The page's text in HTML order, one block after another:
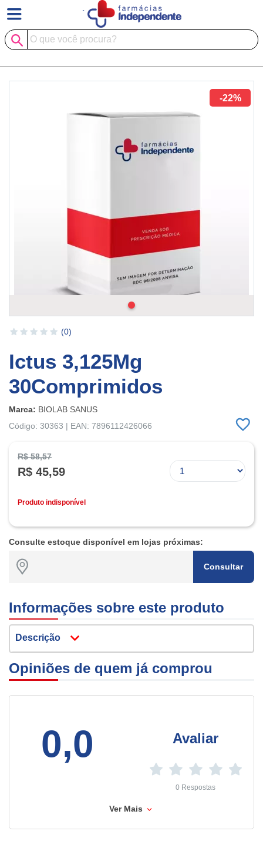
`
-22%
(0)
Ictus 3,125Mg
30Comprimidos
Marca: BIOLAB SANUS
Código: 30363 | EAN: 7896112426066
R$ 58,57
R$ 45,59
Produto indisponível
Consulte estoque disponível em lojas próximas:
Consultar
Informações sobre este produto
Descrição
Opiniões de quem já comprou
0,0 Avaliar
0 Respostas
Ver Mais